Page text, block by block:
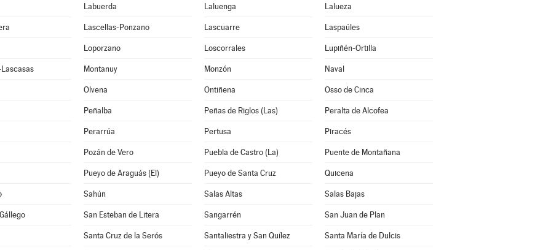
Labuerda Laluenga Lalueza
Lascellas-Ponzano Lascuarre Laspaúles
Loporzano Loscorrales Lupiñén-Ortilla
Montanuy Monzón Naval
Olvena Ontiñena Osso de Cinca
Peñalba Peñas de Riglos (Las) Peralta de Alcofea
Perarrúa Pertusa Piracés
Pozán de Vero Puebla de Castro (La) Puente de Montañana
Pueyo de Araguás (El) Pueyo de Santa Cruz Quicena
Sahún Salas Altas Salas Bajas
San Esteban de Litera Sangarrén San Juan de Plan
Santa Cruz de la Serós Santaliestra y San Quílez Santa María de Dulcis